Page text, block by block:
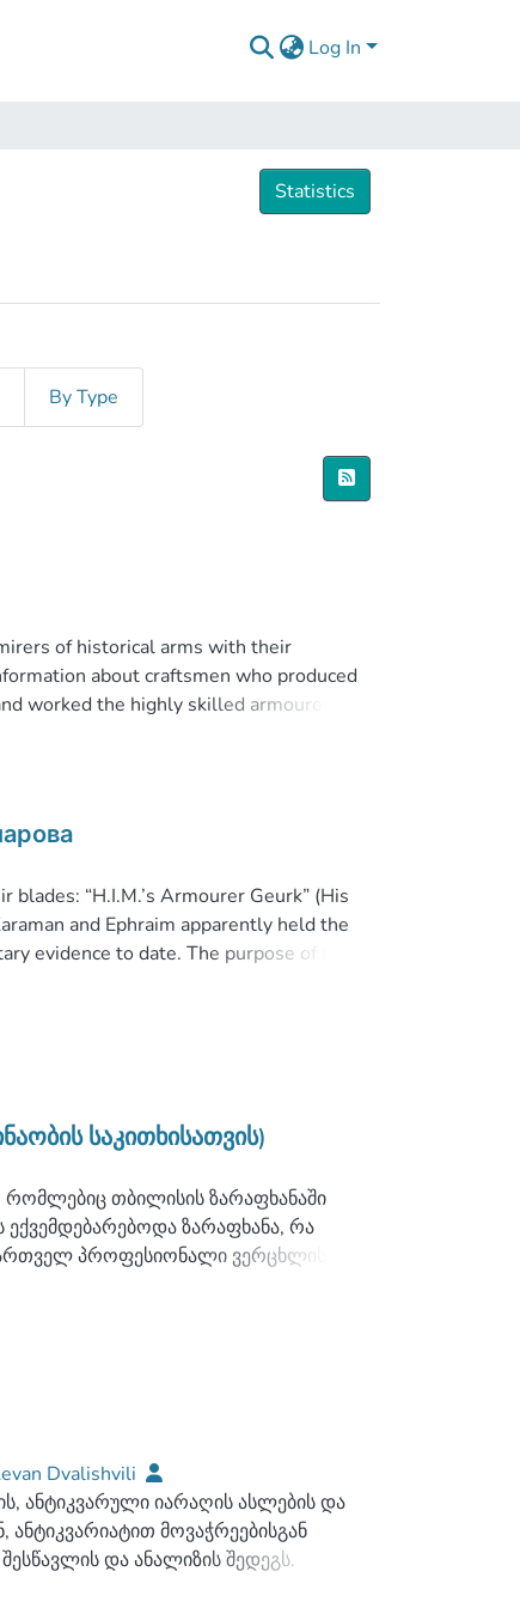
Log In
Statistics
By Type
of historical arms with their
about craftsmen who produced
worked the highly skilled armourer
Although arms crafted by Khechatur are
on another interesting page of early
“H.I.M.’s Armourer Geurk” (His
and Ephraim apparently held the
evidence to date. The purpose of the
the date of Geurk receiving the
საკითხისათვის)
რომლებიც თბილისის ზარაფხანაში
ზარაფხანა, რა
პროფესიონალი ვერცხლის
წარმომადგენელი უწყვეტად
Dvalishvili
ანტიკვარული იარაღის ასლების და
მოვაჭრეებისგან
და ანალიზის შედეგს.
არავის უკვლევია, არც ქართულ